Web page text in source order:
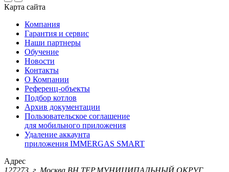
Карта сайта
Компания
Гарантия и сервис
Наши партнеры
Обучение
Новости
Контакты
О Компании
Референц-объекты
Подбор котлов
Архив документации
Пользовательское соглашение
для мобильного приложения
Удаление аккаунта
приложения IMMERGAS SMART
Адрес
127273, г. Москва ВН.ТЕР.МУНИЦИПАЛЬНЫЙ ОКРУГ